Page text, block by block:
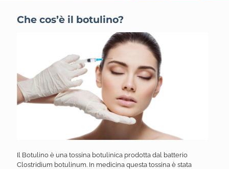
Che cos’è il botulino?
Il Botulino è una tossina botulinica prodotta dal batterio
Clostridium botulinum. In medicina questa tossina è stata